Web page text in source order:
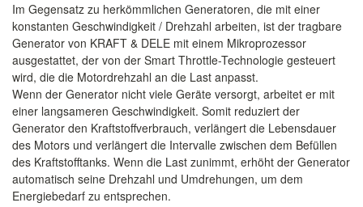
Im Gegensatz zu herkömmlichen Generatoren, die mit einer
konstanten Geschwindigkeit / Drehzahl arbeiten, ist der tragbare
Generator von KRAFT & DELE mit einem Mikroprozessor
ausgestattet, der von der Smart Throttle-Technologie gesteuert
wird, die die Motordrehzahl an die Last anpasst.
Wenn der Generator nicht viele Geräte versorgt, arbeitet er mit
einer langsameren Geschwindigkeit. Somit reduziert der
Generator den Kraftstoffverbrauch, verlängert die Lebensdauer
des Motors und verlängert die Intervalle zwischen dem Befüllen
des Kraftstofftanks. Wenn die Last zunimmt, erhöht der Generator
automatisch seine Drehzahl und Umdrehungen, um dem
Energiebedarf zu entsprechen.